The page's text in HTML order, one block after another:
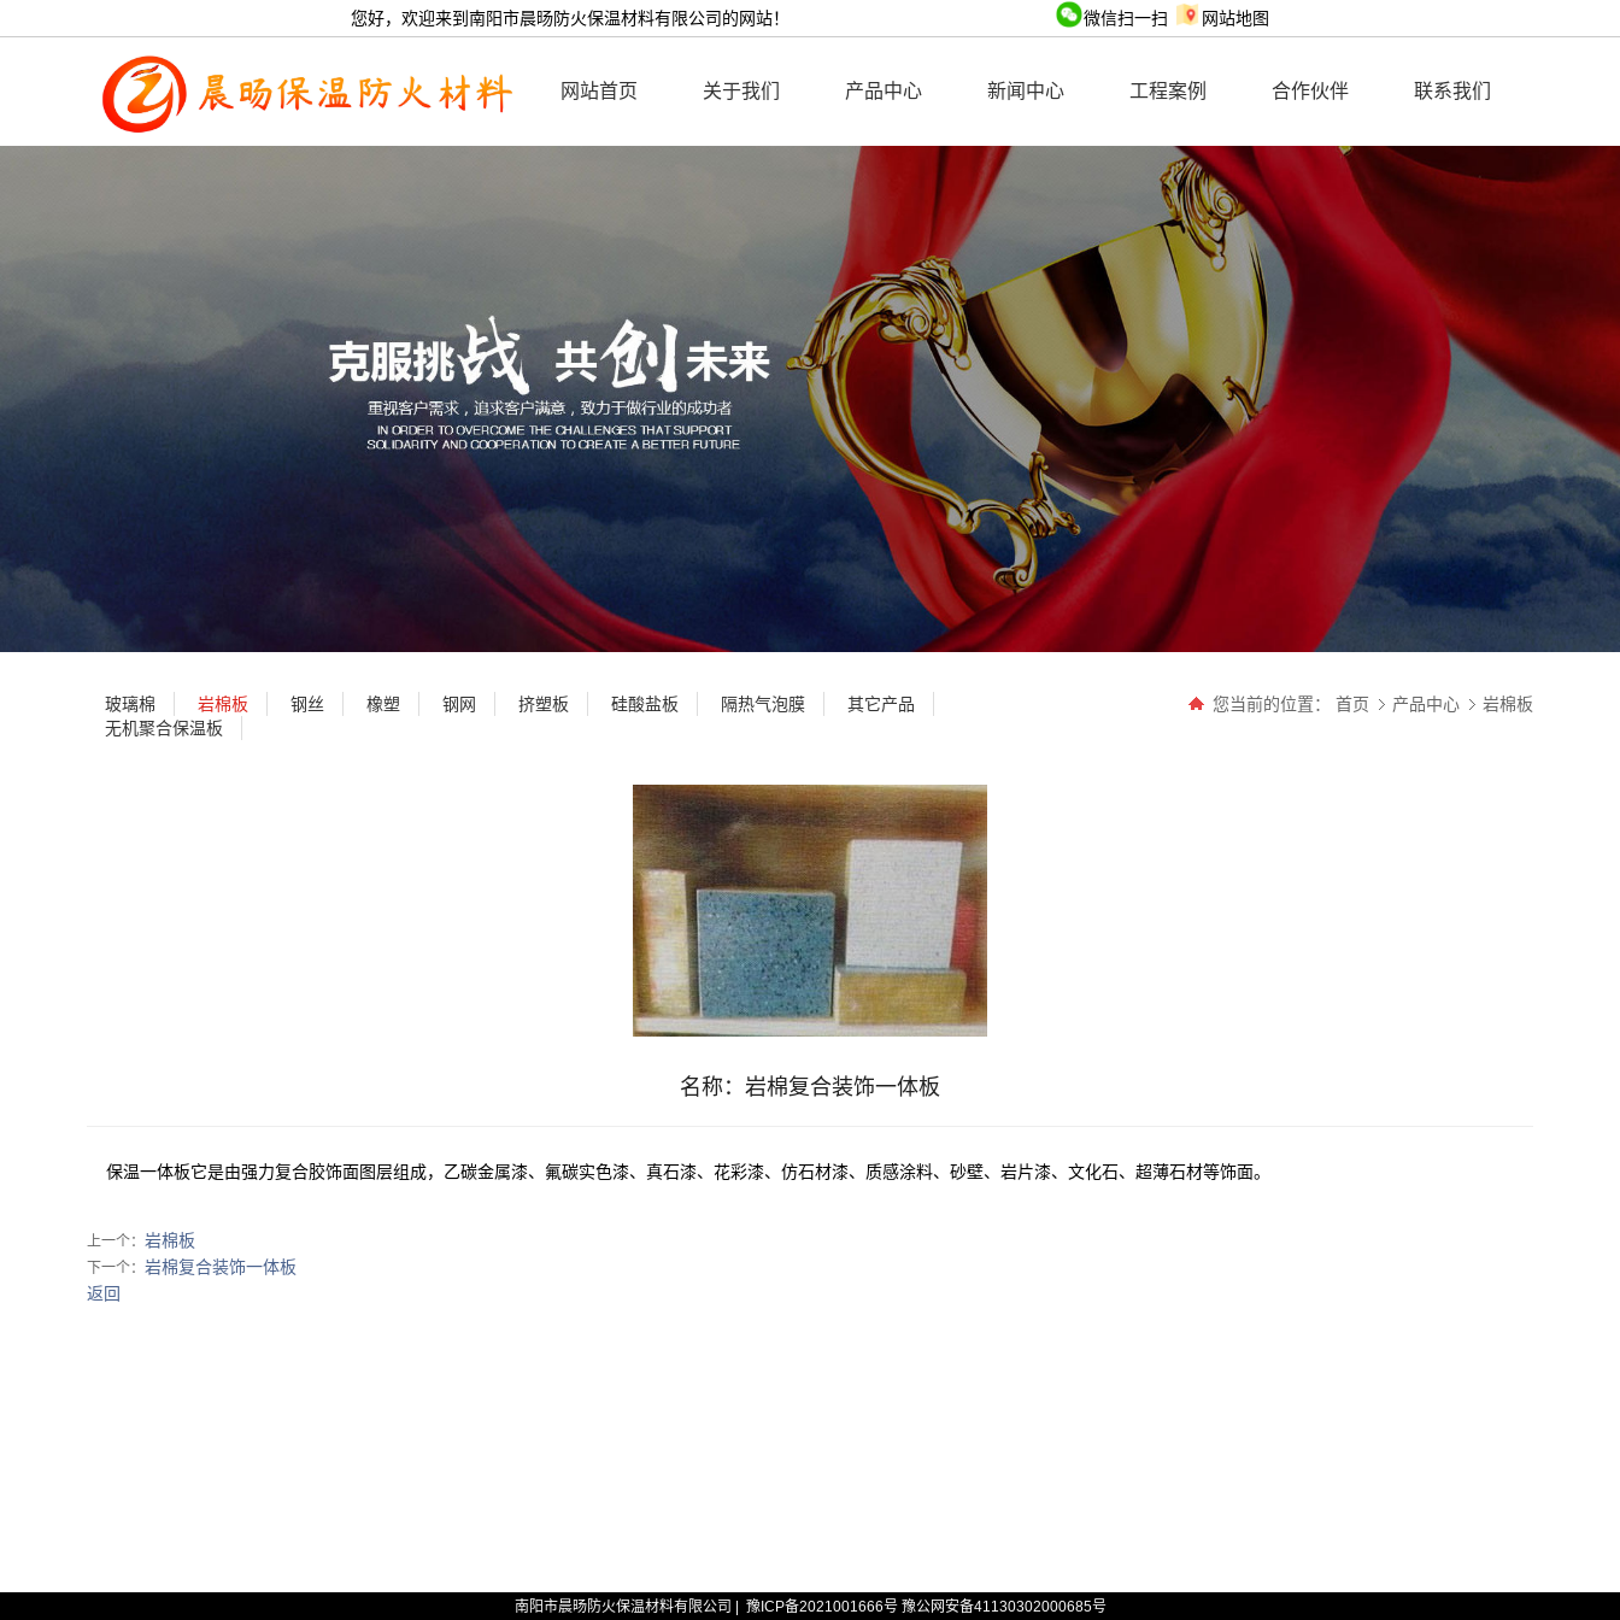
您好，欢迎来到南阳市晨旸防火保温材料有限公司的网站！ 微信扫一扫 网站地图
网站首页 关于我们 产品中心 新闻中心 工程案例 合作伙伴 联系我们
玻璃棉 岩棉板 钢丝 橡塑 钢网 挤塑板 硅酸盐板 隔热气泡膜
其它产品
无机聚合保温板
您当前的位置： 首页 产品中心 岩棉板
名称： 岩棉复合装饰一体板
保温一体板它是由强力复合胶饰面图层组成，乙碳金属漆、氟碳实色漆、真石漆、花彩漆、仿石材漆、质感涂料、砂壁、岩片漆、文化石、超薄石材等饰面。
上一个： 岩棉板
下一个： 岩棉复合装饰一体板
返回
南阳市晨旸防火保温材料有限公司 | 豫ICP备2021001666号 豫公网安备41130302000685号